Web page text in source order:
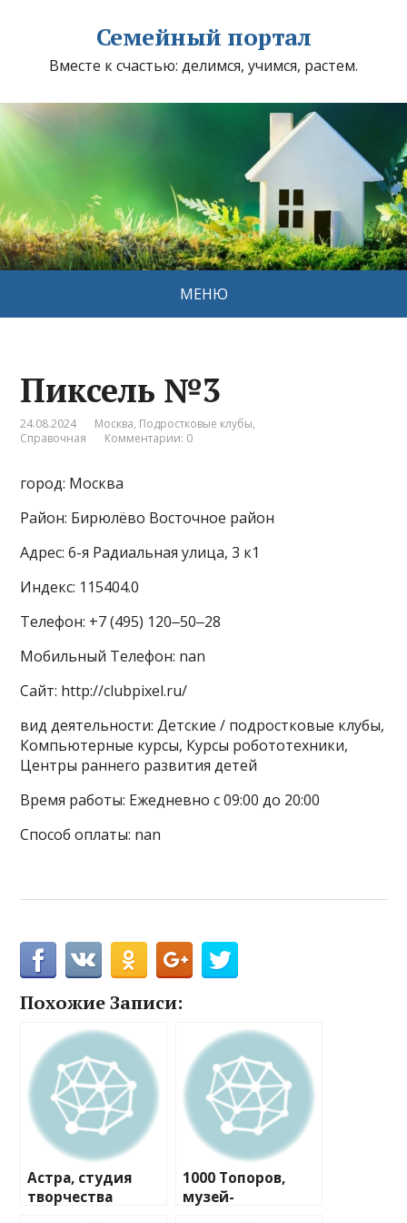
Семейный портал
Вместе к счастью: делимся, учимся, растем.
МЕНЮ
Пиксель №3
24.08.2024 Москва, Подростковые клубы,
Справочная
Комментарии: 0
город: Москва
Район: Бирюлёво Восточное район
Адрес: 6-я Радиальная улица, 3 к1
Индекс: 115404.0
Телефон: +7 (495) 120‒50‒28
Мобильный Телефон: nan
Сайт: http://clubpixel.ru/
вид деятельности: Детские / подростковые клубы,
Компьютерные курсы, Курсы робототехники,
Центры раннего развития детей
Время работы: Ежедневно с 09:00 до 20:00
Способ оплаты: nan
Похожие Записи:
Астра, студия
творчества
1000 Топоров,
музей-